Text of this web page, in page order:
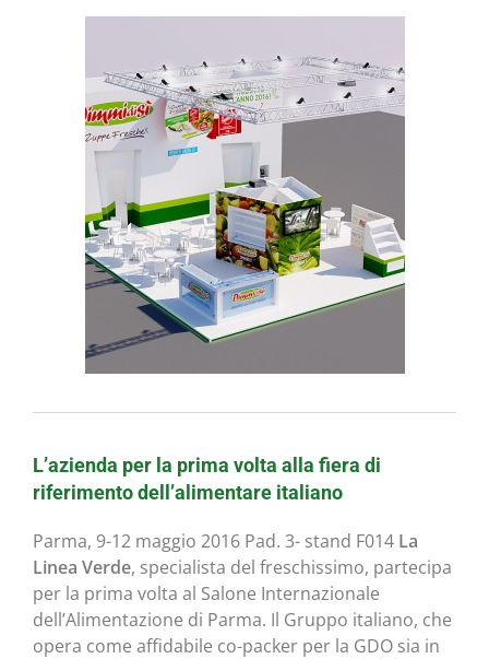
L’azienda per la prima volta alla fiera di
riferimento dell’alimentare italiano
Parma, 9-12 maggio 2016 Pad. 3- stand F014 La
Linea Verde, specialista del freschissimo, partecipa
per la prima volta al Salone Internazionale
dell’Alimentazione di Parma. Il Gruppo italiano, che
opera come affidabile co-packer per la GDO sia in